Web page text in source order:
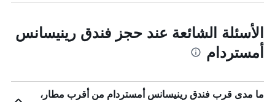
الأسئلة الشائعة عند حجز فندق رينيسانس
أمستردام
ما مدى قرب فندق رينيسانس أمستردام من أقرب مطار،